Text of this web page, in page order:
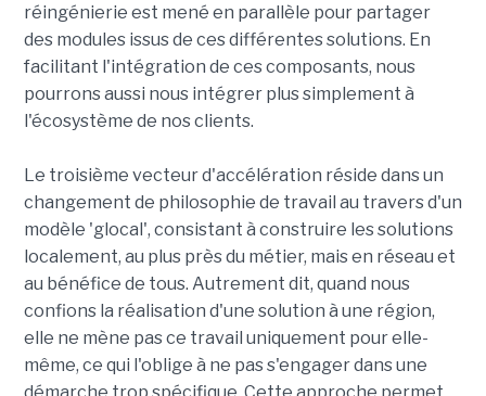
réingénierie est mené en parallèle pour partager
des modules issus de ces différentes solutions. En
facilitant l'intégration de ces composants, nous
pourrons aussi nous intégrer plus simplement à
l'écosystème de nos clients.
Le troisième vecteur d'accélération réside dans un
changement de philosophie de travail au travers d'un
modèle 'glocal', consistant à construire les solutions
localement, au plus près du métier, mais en réseau et
au bénéfice de tous. Autrement dit, quand nous
confions la réalisation d'une solution à une région,
elle ne mène pas ce travail uniquement pour elle-
même, ce qui l'oblige à ne pas s'engager dans une
démarche trop spécifique. Cette approche permet